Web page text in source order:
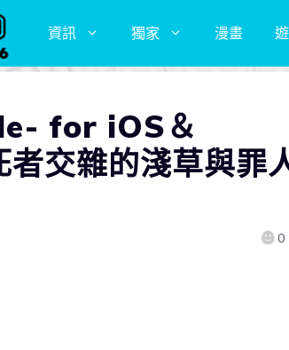
資訊 獨家 漫畫
for iOS＆
交雜的淺草與罪
0